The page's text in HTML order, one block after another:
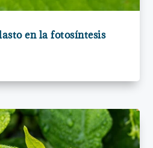
en la fotosíntesis